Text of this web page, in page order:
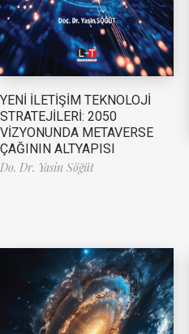
YENİ İLETİŞİM TEKNOLOJİ
STRATEJİLERİ: 2050
VİZYONUNDA METAVERSE
ÇAĞININ ALTYAPISI
Do. Dr. Yasin Söğüt